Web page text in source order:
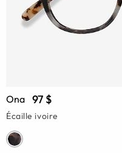
Ona 97 $
Écaille ivoire